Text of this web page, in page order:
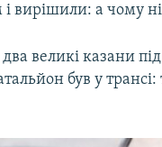
вирішили: а чому
великі казани
був у